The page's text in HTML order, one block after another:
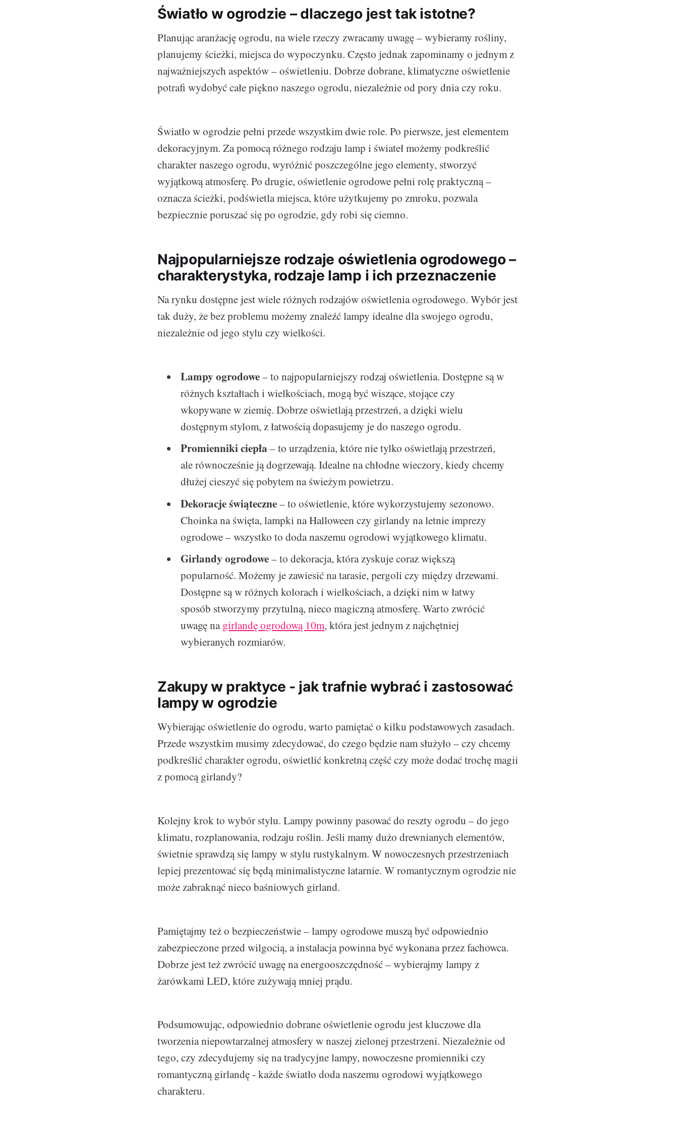
Światło w ogrodzie – dlaczego jest tak istotne?
Planując aranżację ogrodu, na wiele rzeczy zwracamy uwagę – wybieramy rośliny,
planujemy ścieżki, miejsca do wypoczynku. Często jednak zapominamy o jednym z
najważniejszych aspektów – oświetleniu. Dobrze dobrane, klimatyczne oświetlenie
potrafi wydobyć całe piękno naszego ogrodu, niezależnie od pory dnia czy roku.
Światło w ogrodzie pełni przede wszystkim dwie role. Po pierwsze, jest elementem
dekoracyjnym. Za pomocą różnego rodzaju lamp i świateł możemy podkreślić
charakter naszego ogrodu, wyróżnić poszczególne jego elementy, stworzyć
wyjątkową atmosferę. Po drugie, oświetlenie ogrodowe pełni rolę praktyczną –
oznacza ścieżki, podświetla miejsca, które użytkujemy po zmroku, pozwala
bezpiecznie poruszać się po ogrodzie, gdy robi się ciemno.
Najpopularniejsze rodzaje oświetlenia ogrodowego –
charakterystyka, rodzaje lamp i ich przeznaczenie
Na rynku dostępne jest wiele różnych rodzajów oświetlenia ogrodowego. Wybór jest
tak duży, że bez problemu możemy znaleźć lampy idealne dla swojego ogrodu,
niezależnie od jego stylu czy wielkości.
Lampy ogrodowe– to najpopularniejszy rodzaj oświetlenia. Dostępne są w
różnych kształtach i wielkościach, mogą być wiszące, stojące czy
wkopywane w ziemię. Dobrze oświetlają przestrzeń, a dzięki wielu
dostępnym stylom, z łatwością dopasujemy je do naszego ogrodu.
Promienniki ciepła – to urządzenia, które nie tylko oświetlają przestrzeń,
ale równocześnie ją dogrzewają. Idealne na chłodne wieczory, kiedy chcemy
dłużej cieszyć się pobytem na świeżym powietrzu.
Dekoracje świąteczne– to oświetlenie, które wykorzystujemy sezonowo.
Choinka na święta, lampki na Halloween czy girlandy na letnie imprezy
ogrodowe – wszystko to doda naszemu ogrodowi wyjątkowego klimatu.
Girlandy ogrodowe– to dekoracja, która zyskuje coraz większą
popularność. Możemy je zawiesić na tarasie, pergoli czy między drzewami.
Dostępne są w różnych kolorach i wielkościach, a dzięki nim w łatwy
sposób stworzymy przytulną, nieco magiczną atmosferę. Warto zwrócić
uwagę nagirlandę ogrodową 10m, która jest jednym z najchętniej
wybieranych rozmiarów.
Zakupy w praktyce - jak trafnie wybrać i zastosować
lampy w ogrodzie
Wybierając oświetlenie do ogrodu, warto pamiętać o kilku podstawowych zasadach.
Przede wszystkim musimy zdecydować, do czego będzie nam służyło – czy chcemy
podkreślić charakter ogrodu, oświetlić konkretną część czy może dodać trochę magii
z pomocą girlandy?
Kolejny krok to wybór stylu. Lampy powinny pasować do reszty ogrodu – do jego
klimatu, rozplanowania, rodzaju roślin. Jeśli mamy dużo drewnianych elementów,
świetnie sprawdzą się lampy w stylu rustykalnym. W nowoczesnych przestrzeniach
lepiej prezentować się będą minimalistyczne latarnie. W romantycznym ogrodzie nie
może zabraknąć nieco baśniowych girland.
Pamiętajmy też o bezpieczeństwie – lampy ogrodowe muszą być odpowiednio
zabezpieczone przed wilgocią, a instalacja powinna być wykonana przez fachowca.
Dobrze jest też zwrócić uwagę na energooszczędność – wybierajmy lampy z
żarówkami LED, które zużywają mniej prądu.
Podsumowując, odpowiednio dobrane oświetlenie ogrodu jest kluczowe dla
tworzenia niepowtarzalnej atmosfery w naszej zielonej przestrzeni. Niezależnie od
tego, czy zdecydujemy się na tradycyjne lampy, nowoczesne promienniki czy
romantyczną girlandę - każde światło doda naszemu ogrodowi wyjątkowego
charakteru.